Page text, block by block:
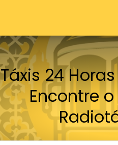
Táxis 24
Encontre